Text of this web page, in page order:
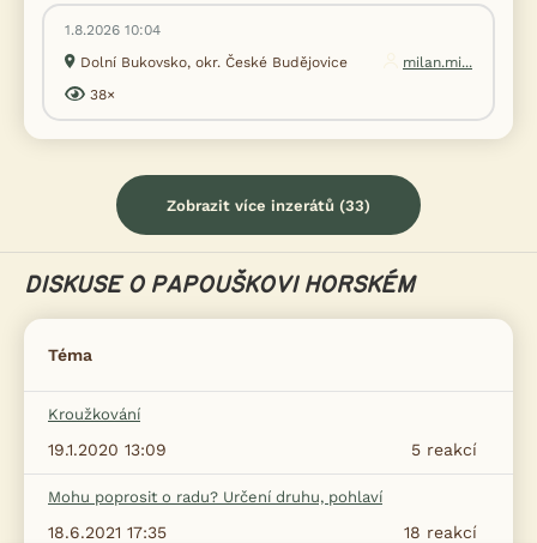
1.8.2026 10:04
Dolní Bukovsko, okr. České Budějovice
milan.mi...
38×
Zobrazit více inzerátů (33)
DISKUSE O PAPOUŠKOVI HORSKÉM
Téma
Kroužkování
5 reakcí
19.1.2020 13:09
Mohu poprosit o radu? Určení druhu, pohlaví
18 reakcí
18.6.2021 17:35